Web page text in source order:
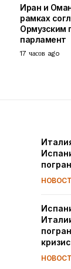
Иран и
рамках
Ормузским
парламент
17 часов ago